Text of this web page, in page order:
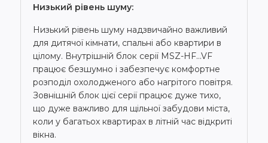
Низький рівень шуму:
Низький рівень шуму надзвичайно важливий
для дитячої кімнати, спальні або квартири в
цілому. Внутрішній блок серії MSZ-HF…VF
працює безшумно і забезпечує комфортне
розподіл охолодженого або нагрітого повітря.
Зовнішній блок цієї серії працює дуже тихо,
що дуже важливо для щільної забудови міста,
коли у багатьох квартирах в літній час відкриті
вікна.